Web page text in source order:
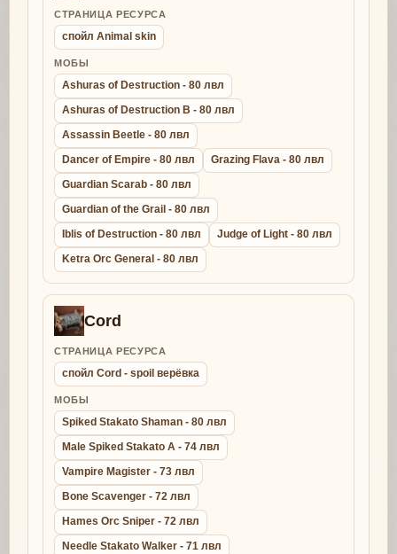
СТРАНИЦА РЕСУРСА
спойл Animal skin
МОБЫ
Ashuras of Destruction - 80 лвл
Ashuras of Destruction B - 80 лвл
Assassin Beetle - 80 лвл
Dancer of Empire - 80 лвл
Grazing Flava - 80 лвл
Guardian Scarab - 80 лвл
Guardian of the Grail - 80 лвл
Iblis of Destruction - 80 лвл
Judge of Light - 80 лвл
Ketra Orc General - 80 лвл
Cord
СТРАНИЦА РЕСУРСА
спойл Cord - spoil верёвка
МОБЫ
Spiked Stakato Shaman - 80 лвл
Male Spiked Stakato A - 74 лвл
Vampire Magister - 73 лвл
Bone Scavenger - 72 лвл
Hames Orc Sniper - 72 лвл
Needle Stakato Walker - 71 лвл